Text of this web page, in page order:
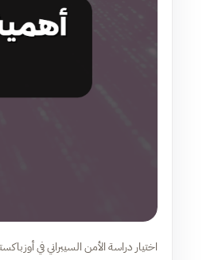
اختيار دراسة الأمن السيبراني في